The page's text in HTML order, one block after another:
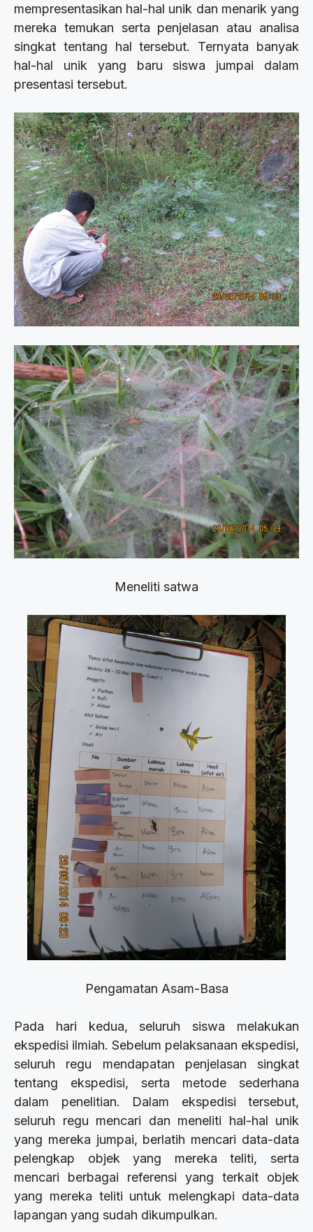
mempresentasikan hal-hal unik dan menarik yang
mereka temukan serta penjelasan atau analisa
singkat tentang hal tersebut. Ternyata banyak
hal-hal unik yang baru siswa jumpai dalam
presentasi tersebut.
Meneliti satwa
Pengamatan Asam-Basa
Pada hari kedua, seluruh siswa melakukan
ekspedisi ilmiah. Sebelum pelaksanaan ekspedisi,
seluruh regu mendapatan penjelasan singkat
tentang ekspedisi, serta metode sederhana
dalam penelitian. Dalam ekspedisi tersebut,
seluruh regu mencari dan meneliti hal-hal unik
yang mereka jumpai, berlatih mencari data-data
pelengkap objek yang mereka teliti, serta
mencari berbagai referensi yang terkait objek
yang mereka teliti untuk melengkapi data-data
lapangan yang sudah dikumpulkan.